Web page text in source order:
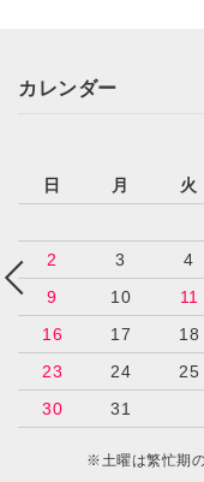
カレンダー
日
月 火
2
3 4
9
10 11
16
17 18
23
24 25
30
31
※土曜は繁忙期